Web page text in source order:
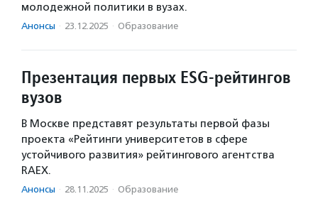
молодежной политики в вузах.
Анонсы · 23.12.2025 · Образование
Презентация первых ESG-рейтингов
вузов
В Москве представят результаты первой фазы
проекта «Рейтинги университетов в сфере
устойчивого развития» рейтингового агентства
RAEX.
Анонсы · 28.11.2025 · Образование